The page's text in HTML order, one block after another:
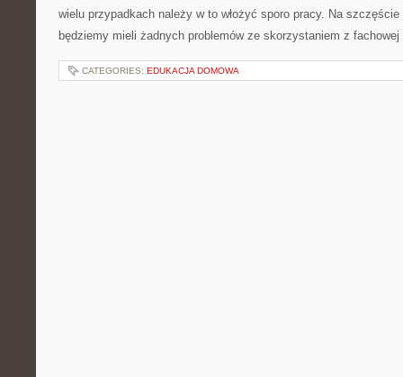
wielu przypadkach należy w to włożyć sporo pracy. Na
będziemy mieli żadnych problemów ze skorzystaniem z
CATEGORIES: EDUKACJA DOMOWA